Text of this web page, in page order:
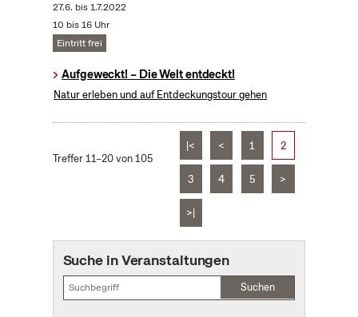
27.6. bis1.7.2022
10 bis 16 Uhr
Eintritt frei
Aufgeweckt! – Die Welt entdeckt!
Natur erleben und auf Entdeckungstour gehen
Treffer 11–20 von 105
|< < 1 2
3 4 5 >
>|
Suche in Veranstaltungen
Suchen